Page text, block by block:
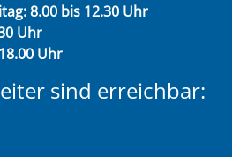
8.00 bis 12.30 Uhr
Uhr
Uhr
sind erreichbar: